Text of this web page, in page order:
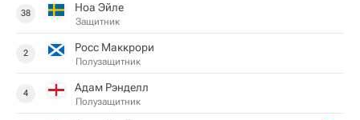
38 Ноа Эйле
Защитник
2 Росс Маккрори
Полузащитник
4 Адам Рэнделл
Полузащитник